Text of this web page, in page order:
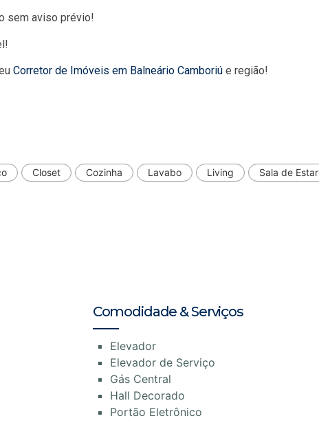
sem aviso prévio!
Corretor de Imóveis em Balneário Camboriú e região!
Closet Cozinha Lavabo Living
Sala de Estar
Comodidade & Serviços
Elevador
Elevador de Serviço
Gás Central
Hall Decorado
Portão Eletrônico